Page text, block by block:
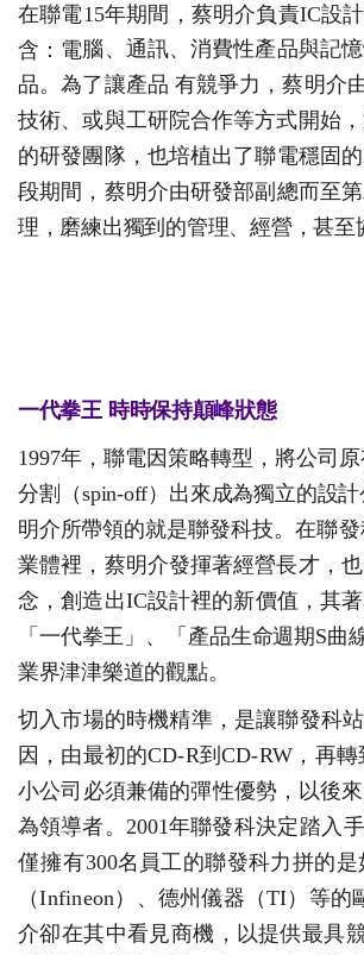
在聯電15年期間，蔡明介負責IC設
含： 電腦、通訊、消費性產品與記
品。為了讓產品 有競爭力，蔡明介
技術、或與工研院合作等方式開始
的研發團隊，也培植出了聯電穩固 的
段期間，蔡明介由研發部副總而至
理，磨練出獨到的管理、經營，甚至
一代拳王 時時保持顛峰狀態
1997年，聯電因策略轉型，將公司
分割（spin-off） 出來成為獨立的設
明介所帶領的就是聯發科技。在聯
業體裡，蔡明介發揮著經營長才，
念，創造出IC設計裡的新價值，其著
「一代拳王」、「產品生命週期S曲
業界津津樂道的觀點。
切入市場的時機精準，是讓聯發科
因，由最初的CD-R到CD-RW ，再
小公司必須兼備的彈性優勢，以後
為領導者。 2001年聯發科決定踏入
僅擁有300名員工的聯發科力拼的是
（Infineon）
、德州儀器（TI） 等的
介卻在其中看見商機 ， 以提供最具